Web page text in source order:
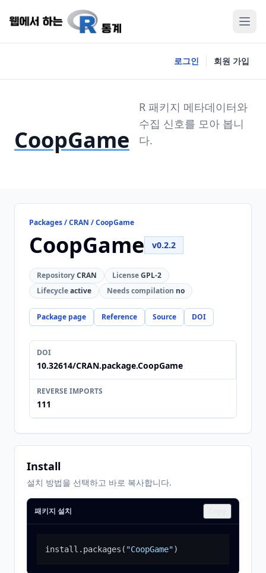
로그인 회원 가입
CoopGame
R 패키지 메타데이터와
수집 신호를 모아 봅니
다.
Packages / CRAN / CoopGame
CoopGame v0.2.2
RepositoryCRAN LicenseGPL-2
Lifecycleactive Needs compilation no
Package page Reference Source DOI
DOI
10.32614/CRAN.package.CoopGame
REVERSE IMPORTS
111
Install
설치 방법을 선택하고 바로 복사합니다.
패키지 설치
install.packages ( "CoopGame")